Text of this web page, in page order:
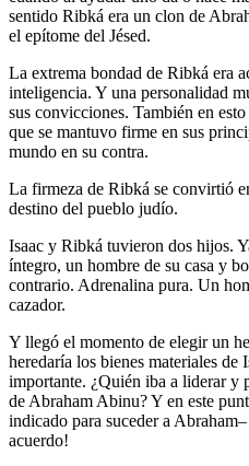
sentido Ribká era un clon de
el epítome del Jésed.
La extrema bondad de Ribká era
inteligencia. Y una personalidad
sus convicciones. También en
que se mantuvo firme en sus
mundo en su contra.
La firmeza de Ribká se convirtió
destino del pueblo judío.
Isaac y Ribká tuvieron dos hijos.
íntegro, un hombre de su casa y
contrario. Adrenalina pura. Un
cazador.
Y llegó el momento de elegir un
heredaría los bienes materiales de
importante. ¿Quién iba a liderar y
de Abraham Abinu? Y en este
indicado para suceder a
acuerdo!